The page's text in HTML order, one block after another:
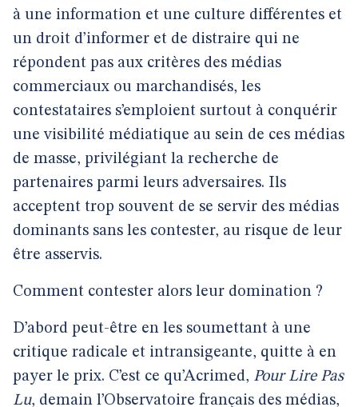
à une information et une culture différentes et
un droit d’informer et de distraire qui ne
répondent pas aux critères des médias
commerciaux ou marchandisés, les
contestataires s’emploient surtout à conquérir
une visibilité médiatique au sein de ces médias
de masse, privilégiant la recherche de
partenaires parmi leurs adversaires. Ils
acceptent trop souvent de se servir des médias
dominants sans les contester, au risque de leur
être asservis.
Comment contester alors leur domination ?
D’abord peut-être en les soumettant à une
critique radicale et intransigeante, quitte à en
payer le prix. C’est ce qu’Acrimed, Pour Lire Pas
Lu, demain l’Observatoire français des médias,